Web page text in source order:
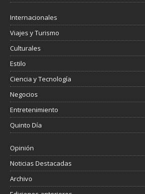
Internacionales
Viajes y Turismo
Culturales
Estilo
Ciencia y Tecnología
Negocios
Entretenimiento
Quinto Día
Opinión
Noticias Destacadas
Archivo